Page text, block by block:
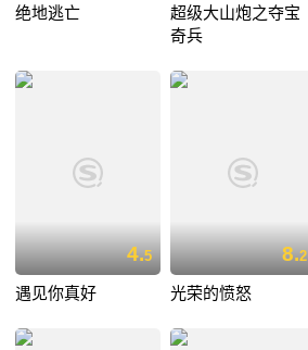
绝地逃亡
超级大山炮之夺宝
奇兵
4.5
遇见你真好
8.2
光荣的愤怒